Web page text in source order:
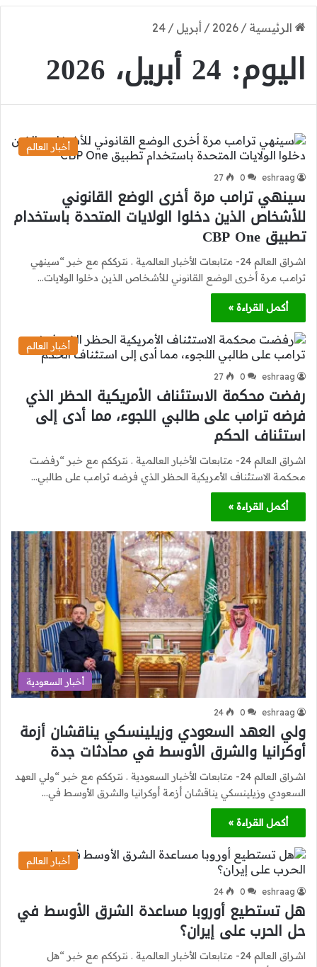
الرئيسية /
2026
/ أبريل /
24
اليوم: 24 أبريل، 2026
أخبار العالم
eshraag
0
27
سينهي ترامب مرة أخرى الوضع القانوني
للأشخاص الذين دخلوا الولايات المتحدة باستخدام
تطبيق CBP One
اشراق العالم 24- متابعات الأخبار العالمية . نترككم مع خبر “سينهي
ترامب مرة أخرى الوضع القانوني للأشخاص الذين دخلوا الولايات…
أكمل القراءة »
أخبار العالم
eshraag
0
27
رفضت محكمة الاستئناف الأمريكية الحظر الذي
فرضه ترامب على طالبي اللجوء، مما أدى إلى
استئناف الحكم
اشراق العالم 24- متابعات الأخبار العالمية . نترككم مع خبر “رفضت
محكمة الاستئناف الأمريكية الحظر الذي فرضه ترامب على طالبي…
أكمل القراءة »
أخبار السعودية
eshraag
0
24
ولي العهد السعودي وزيلينسكي يناقشان أزمة
أوكرانيا والشرق الأوسط في محادثات جدة
اشراق العالم 24- متابعات الأخبار السعودية . نترككم مع خبر “ولي العهد
السعودي وزيلينسكي يناقشان أزمة أوكرانيا والشرق الأوسط في…
أكمل القراءة »
أخبار العالم
eshraag
0
24
هل تستطيع أوروبا مساعدة الشرق الأوسط في
حل الحرب على إيران؟
اشراق العالم 24- متابعات الأخبار العالمية . نترككم مع خبر “هل